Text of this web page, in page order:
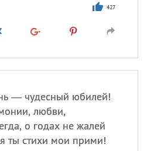
427
— чудесный юбилей!
любви,
о годах не жалей
ты стихи мои прими!